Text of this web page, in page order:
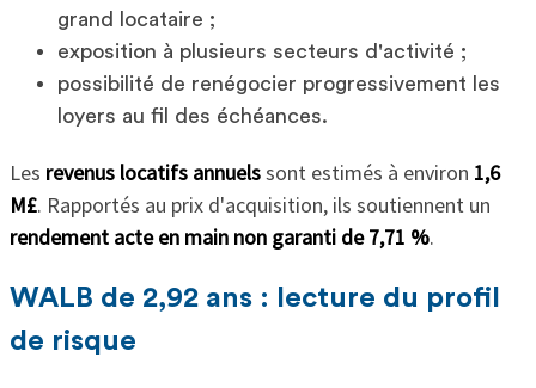
grand locataire ;
exposition à plusieurs secteurs d'activité ;
possibilité de renégocier progressivement les
loyers au fil des échéances.
Les revenus locatifs annuelssont estimés à environ 1,6
M£. Rapportés au prix d'acquisition, ils soutiennent un
rendement acte en main non garanti de 7,71 %.
WALB de 2,92 ans : lecture du profil
de risque